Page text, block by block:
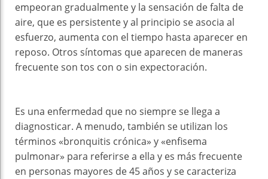
empeoran gradualmente y la sensación de falta de
aire, que es persistente y al principio se asocia al
esfuerzo, aumenta con el tiempo hasta aparecer en
reposo. Otros síntomas que aparecen de maneras
frecuente son tos con o sin expectoración.
Es una enfermedad que no siempre se llega a
diagnosticar. A menudo, también se utilizan los
términos «bronquitis crónica» y «enfisema
pulmonar» para referirse a ella y es más frecuente
en personas mayores de 45 años y se caracteriza